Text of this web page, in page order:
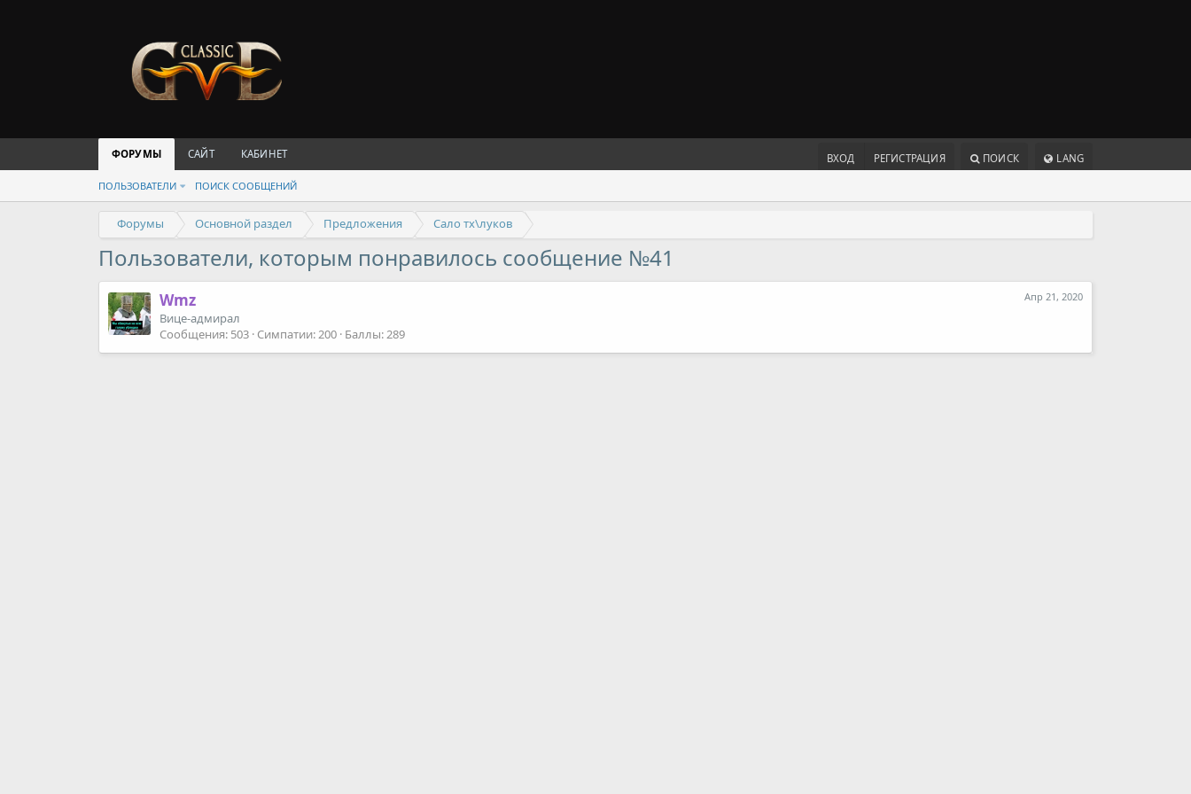
ФОРУМЫ САЙТ КАБИНЕТ ВХОД РЕГИСТРАЦИЯ ПОИСК LANG
ПОЛЬЗОВАТЕЛИ ПОИСК СООБЩЕНИЙ
Форумы Основной раздел Предложения Сало тх\луков
Пользователи, которым понравилось сообщение №41
Апр 21, 2020
Wmz
Вице-адмирал
Сообщения 503 Симпатии 200 Баллы 289